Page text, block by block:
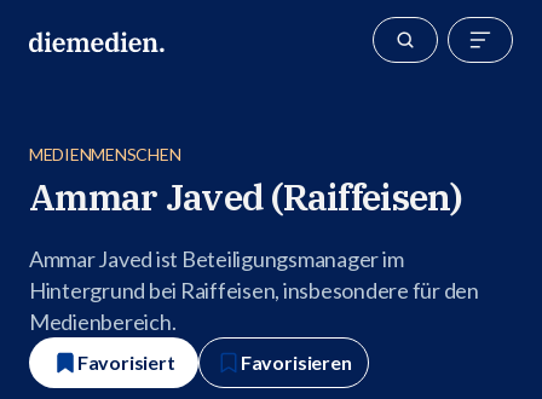
MEDIENMENSCHEN
Ammar Javed (Raiffeisen)
Ammar Javed ist Beteiligungsmanager im
Hintergrund bei Raiffeisen, insbesondere für den
Medienbereich.
Favorisiert Favorisieren